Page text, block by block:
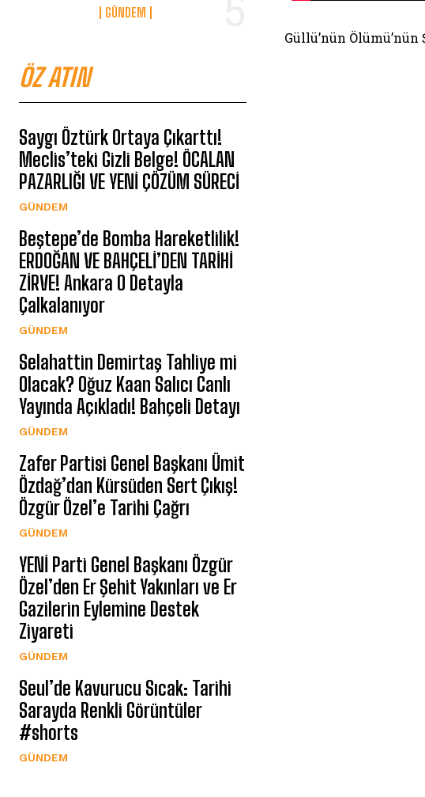
GÜNDEM
ÖZ ATIN
Saygı Öztürk Ortaya Çıkarttı!
Meclis’teki Gizli Belge! ÖCALAN
PAZARLIĞI VE YENİ ÇÖZÜM SÜRECİ
GÜNDEM
Beştepe’de Bomba Hareketlilik!
ERDOĞAN VE BAHÇELİ’DEN TARİHİ
ZİRVE! Ankara O Detayla
Çalkalanıyor
GÜNDEM
Selahattin Demirtaş Tahliye mi
Olacak? Oğuz Kaan Salıcı Canlı
Yayında Açıkladı! Bahçeli Detayı
GÜNDEM
Zafer Partisi Genel Başkanı Ümit
Özdağ’dan Kürsüden Sert Çıkış!
Özgür Özel’e Tarihi Çağrı
GÜNDEM
YENİ Parti Genel Başkanı Özgür
Özel’den Er Şehit Yakınları ve Er
Gazilerin Eylemine Destek
Ziyareti
GÜNDEM
Seul’de Kavurucu Sıcak: Tarihi
Sarayda Renkli Görüntüler
#shorts
GÜNDEM
Güllü’nün